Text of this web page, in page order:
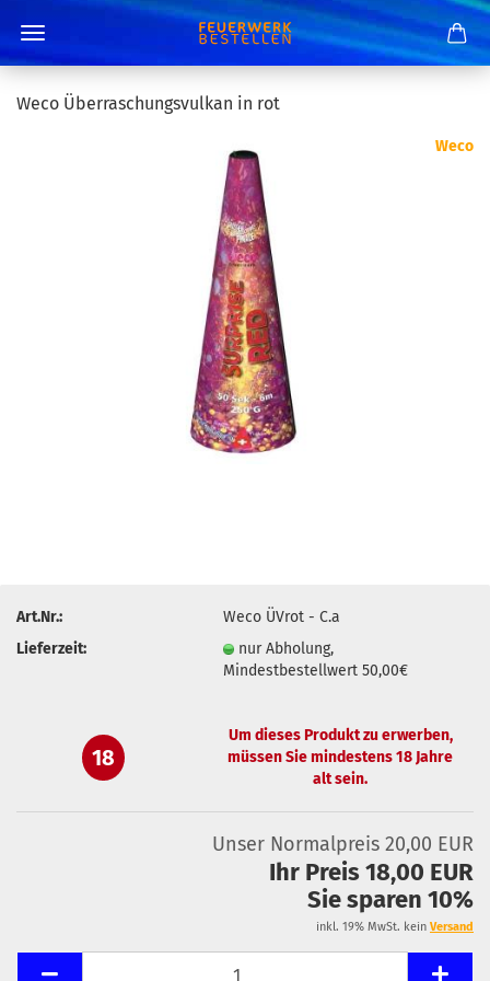
Weco Überraschungsvulkan in rot
Weco
Art.Nr.:
Weco ÜVrot - C.a
Lieferzeit:
nur Abholung,
Mindestbestellwert 50,00€
18
Um dieses Produkt zu erwerben,
müssen Sie mindestens 18 Jahre
alt sein.
Unser Normalpreis 20,00 EUR
Ihr Preis 18,00 EUR
Sie sparen 10%
inkl. 19% MwSt. kein Versand